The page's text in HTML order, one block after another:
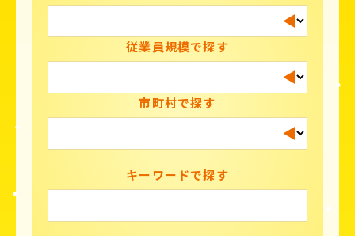
従業員規模で探す
市町村で探す
キーワードで探す